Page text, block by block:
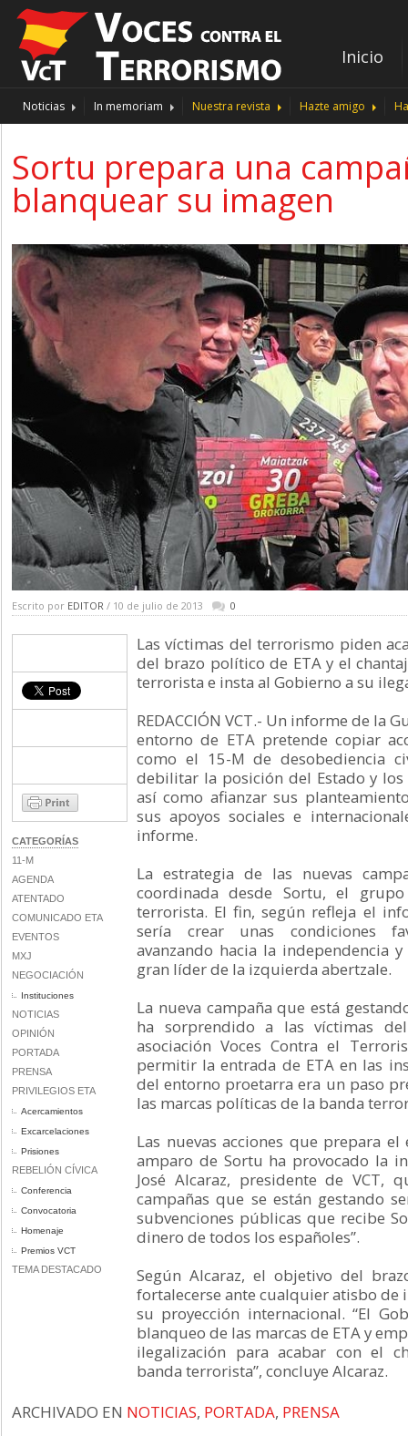
Inicio
Noticias In memoriam Nuestra revista Hazte amigo
Sortu prepara una
blanquear su imagen
Escrito por EDITOR / 10 de julio de 2013 0
CATEGORÍAS
11-M
AGENDA
ATENTADO
COMUNICADO ETA
EVENTOS
MXJ
NEGOCIACIÓN
Instituciones
NOTICIAS
OPINIÓN
PORTADA
PRENSA
PRIVILEGIOS ETA
Acercamientos
Excarcelaciones
Prisiones
REBELIÓN CÍVICA
Conferencia
Convocatoria
Homenaje
Premios VCT
TEMA DESTACADO
Las víctimas del terrorismo piden
del brazo político de ETA y el
terrorista e insta al Gobierno a su
REDACCIÓN VCT.- Un informe de la
entorno de ETA pretende copiar
como el 15-M de desobediencia
debilitar la posición del Estado y
así como afianzar sus
sus apoyos sociales e
informe.
La estrategia de las nuevas
coordinada desde Sortu, el
terrorista. El fin, según refleja el
sería crear unas condiciones
avanzando hacia la independencia
gran líder de la izquierda abertzale.
La nueva campaña que está
ha sorprendido a las víctimas
asociación Voces Contra el
permitir la entrada de ETA en las
del entorno proetarra era un paso
las marcas políticas de la banda
Las nuevas acciones que prepara
amparo de Sortu ha provocado la
José Alcaraz, presidente de VCT,
campañas que se están gestando
subvenciones públicas que recibe
dinero de todos los españoles”.
Según Alcaraz, el objetivo del
fortalecerse ante cualquier atisbo de
su proyección internacional. “El
blanqueo de las marcas de ETA y
ilegalización para acabar con el
banda terrorista”, concluye Alcaraz.
ARCHIVADO EN NOTICIAS, PORTADA, PRENSA